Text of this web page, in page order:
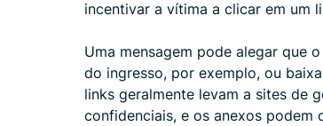
incentivar a vítima a clicar em um
Uma mensagem pode alegar que
do ingresso, por exemplo, ou
links geralmente levam a sites de
confidenciais, e os anexos podem